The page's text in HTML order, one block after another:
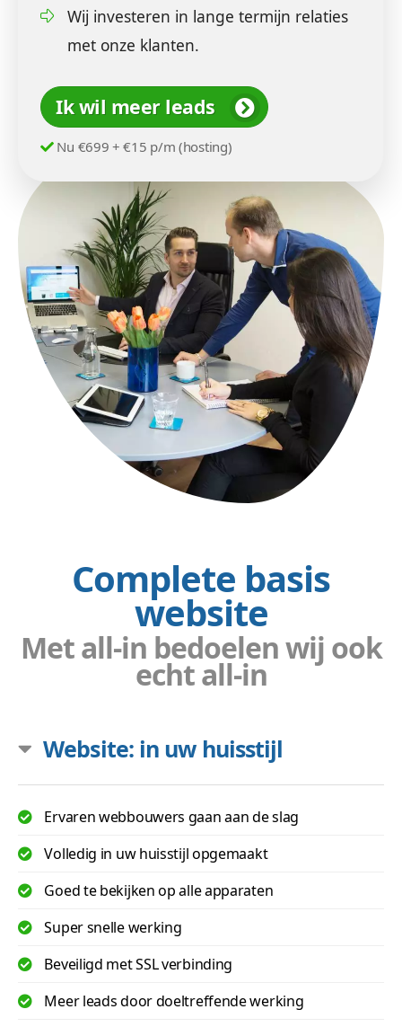
Wij investeren in lange termijn relaties
met onze klanten.
Ik wil meer leads
Nu €699 + €15 p/m (hosting)
Complete basis
website
Met all-in bedoelen wij ook
echt all-in
Website: in uw huisstijl
Ervaren webbouwers gaan aan de slag
Volledig in uw huisstijl opgemaakt
Goed te bekijken op alle apparaten
Super snelle werking
Beveiligd met SSL verbinding
Meer leads door doeltreffende werking